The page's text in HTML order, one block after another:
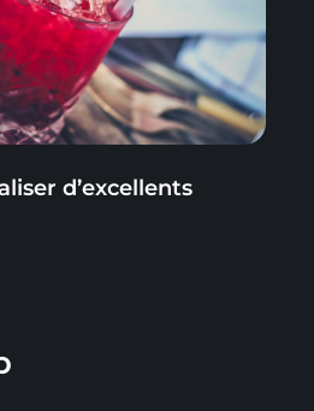
d’excellents